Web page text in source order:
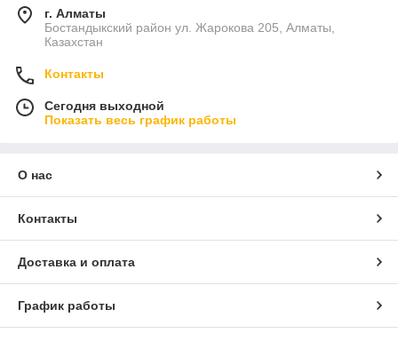
г. Алматы
Бостандыкский район ул. Жарокова 205, Алматы,
Казахстан
Контакты
Сегодня выходной
Показать весь график работы
О нас
Контакты
Доставка и оплата
График работы